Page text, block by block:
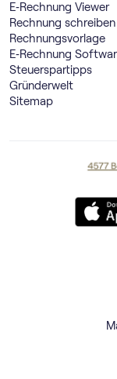
E‑Rechnung Viewer
Rechnung schreiben
Rechnungsvorlage
E‑Rechnung
Steuerspartipps
Gründerwelt
Sitemap